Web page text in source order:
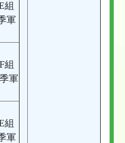
組
軍
組
軍
組
軍